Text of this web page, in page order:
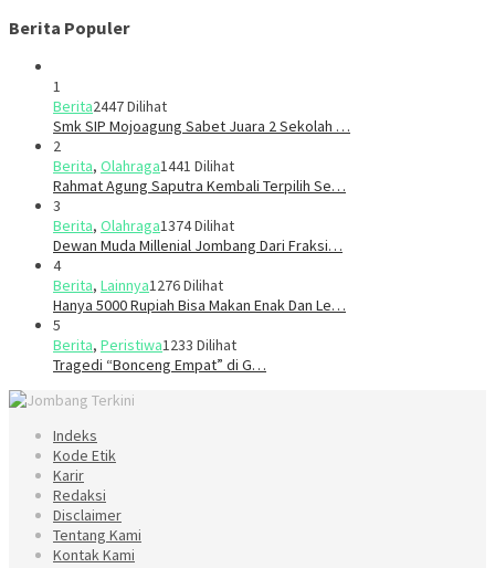
Berita Populer
1
Berita2447 Dilihat
Smk SIP Mojoagung Sabet Juara 2 Sekolah …
2
Berita, Olahraga1441 Dilihat
Rahmat Agung Saputra Kembali Terpilih Se…
3
Berita, Olahraga1374 Dilihat
Dewan Muda Millenial Jombang Dari Fraksi…
4
Berita, Lainnya1276 Dilihat
Hanya 5000 Rupiah Bisa Makan Enak Dan Le…
5
Berita, Peristiwa1233 Dilihat
Tragedi “Bonceng Empat” di G…
Indeks
Kode Etik
Karir
Redaksi
Disclaimer
Tentang Kami
Kontak Kami